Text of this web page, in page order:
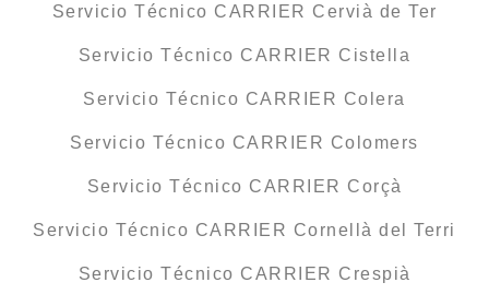
Servicio Técnico CARRIER Cervià de Ter
Servicio Técnico CARRIER Cistella
Servicio Técnico CARRIER Colera
Servicio Técnico CARRIER Colomers
Servicio Técnico CARRIER Corçà
Servicio Técnico CARRIER Cornellà del Terri
Servicio Técnico CARRIER Crespià